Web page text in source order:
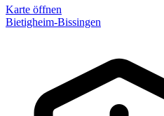
Karte öffnen
Bietigheim-Bissingen